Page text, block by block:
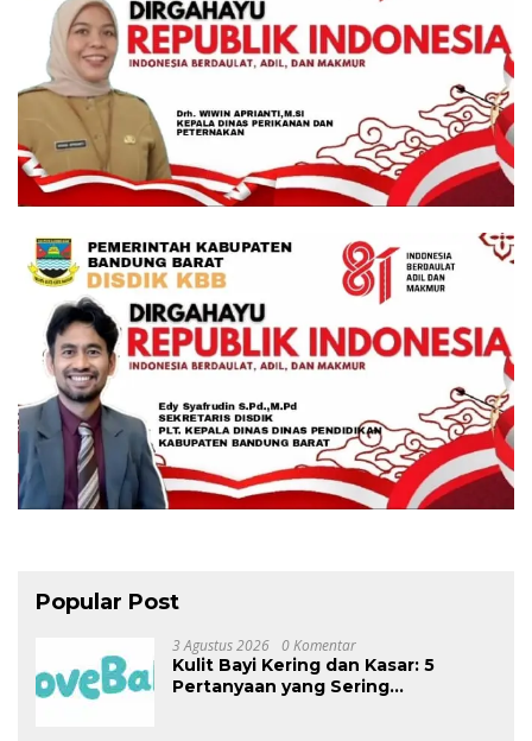
Popular Post
3 Agustus 2026 0 Komentar
Kulit Bayi Kering dan Kasar: 5
Pertanyaan yang Sering